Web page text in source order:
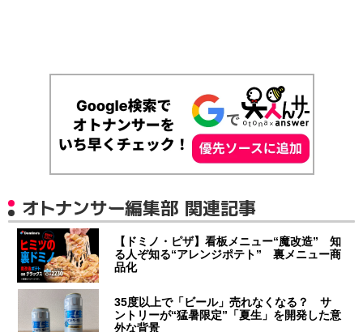
オトナンサー編集部 関連記事
【ドミノ・ピザ】看板メニュー“魔改造” 知
る人ぞ知る“アレンジポテト” 裏メニュー商
品化
35度以上で「ビール」売れなくなる？ サ
ントリーが“猛暑限定”「夏生」を開発した意
外な背景